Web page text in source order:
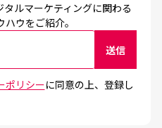
タルマーケティングに関わる
ウをご紹介。
ポリシーに同意の上、登録し